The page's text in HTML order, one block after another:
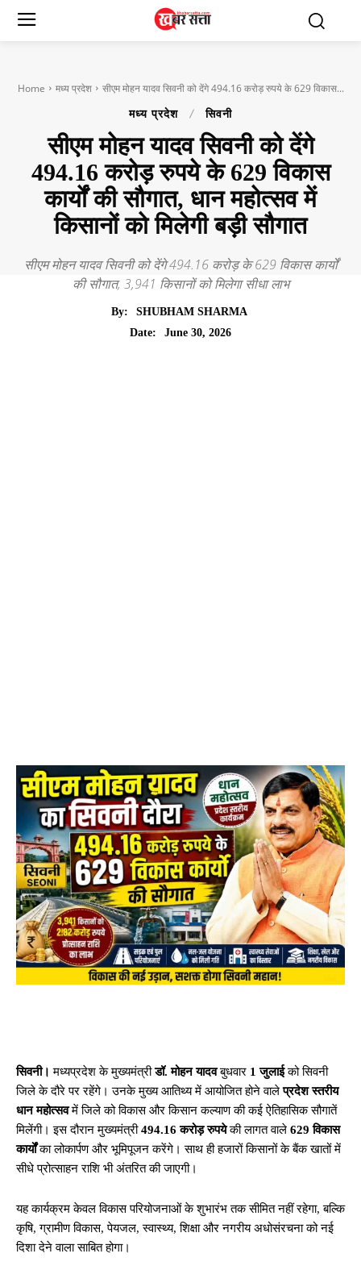
Home मध्य प्रदेश सीएम मोहन यादव सिवनी को देंगे 494.16 करोड़ रुपये के 629 विकास...
मध्य प्रदेश सिवनी
सीएम मोहन यादव सिवनी को देंगे
494.16 करोड़ रुपये के 629 विकास
कार्यों की सौगात, धान महोत्सव में
किसानों को मिलेगी बड़ी सौगात
सीएम मोहन यादव सिवनी को देंगे 494.16 करोड़ के 629 विकास कार्यों
की सौगात, 3,941 किसानों को मिलेगा सीधा लाभ
By:
SHUBHAM SHARMA
Date:
June 30, 2026
सिवनी। मध्यप्रदेश के मुख्यमंत्रीडॉ. मोहन यादवबुधवार 1 जुलाईको सिवनी
जिले के दौरे पर रहेंगे। उनके मुख्य आतिथ्य में आयोजित होने वालेप्रदेश स्तरीय
धान महोत्सवमें जिले को विकास और किसान कल्याण की कई ऐतिहासिक सौगातें
मिलेंगी। इस दौरान मुख्यमंत्री494.16 करोड़ रुपयेकी लागत वाले 629 विकास
कार्योंका लोकार्पण और भूमिपूजन करेंगे। साथ ही हजारों किसानों के बैंक खातों में
सीधे प्रोत्साहन राशि भी अंतरित की जाएगी।
यह कार्यक्रम केवल विकास परियोजनाओं के शुभारंभ तक सीमित नहीं रहेगा, बल्कि
कृषि, ग्रामीण विकास, पेयजल, स्वास्थ्य, शिक्षा और नगरीय अधोसंरचना को नई
दिशा देने वाला साबित होगा।